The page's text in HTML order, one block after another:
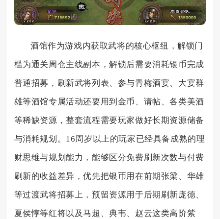
酒馆作为游戏内获取武将的核心枢纽，解锁门
槛为通关周仓主线副本，解锁后需要消耗银币完成
普通招募，刷新武将列表、参与青梅酒宴、大宴群
雄等酒馆专属活动还要用到金币、请帖、各类美酒
等稀缺资源，整套流程需要玩家做好长期资源储备
与消耗规划。16周岁以上的玩家已经具备成熟的理
财思维与规划能力，能够区分免费刷新次数与付费
刷新的收益差异，优先把银币用在前期张梁、华雄
等过渡武将招募上，预留资源用于后期刷新庞德、
夏侯惇等红将以及马超、典韦、赵云这类高阶紫